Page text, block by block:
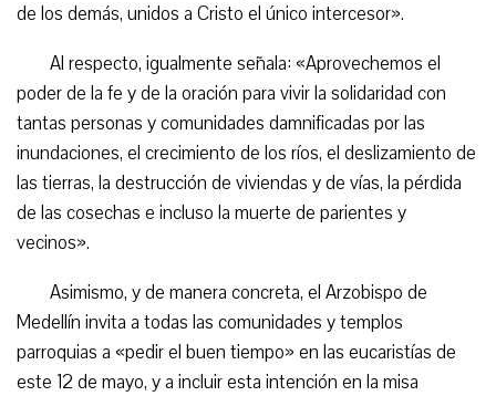
de los demás, unidos a Cristo el único intercesor».
Al respecto, igualmente señala: «Aprovechemos el
poder de la fe y de la oración para vivir la solidaridad con
tantas personas y comunidades damnificadas por las
inundaciones, el crecimiento de los ríos, el deslizamiento de
las tierras, la destrucción de viviendas y de vías, la pérdida
de las cosechas e incluso la muerte de parientes y
vecinos».
Asimismo, y de manera concreta, el Arzobispo de
Medellín invita a todas las comunidades y templos
parroquias a «pedir el buen tiempo» en las eucaristías de
este 12 de mayo, y a incluir esta intención en la misa